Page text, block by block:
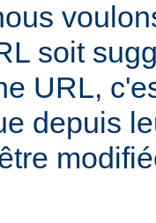
soit
URL,
depuis